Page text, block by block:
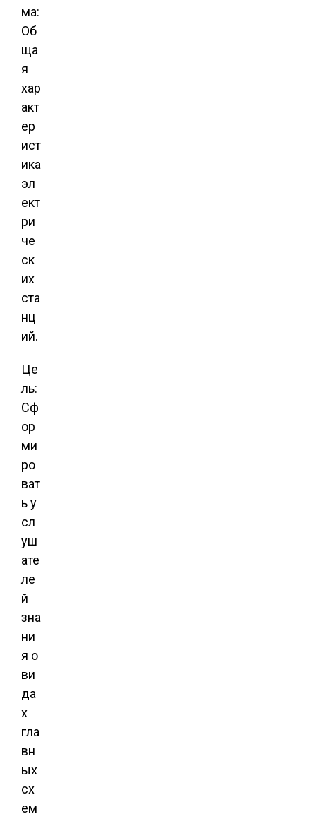
ма:
Об
ща
я
хар
акт
ер
ист
ика
эл
ект
ри
че
ск
их
ста
нц
ий.
Це
ль:
Сф
ор
ми
ро
ват
ь у
сл
уш
ате
ле
й
зна
ни
я о
ви
да
х
гла
вн
ых
сх
ем